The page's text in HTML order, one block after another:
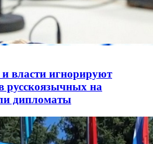
власти игнорируют
русскоязычных на
дипломаты